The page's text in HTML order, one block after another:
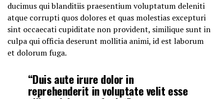
ducimus qui blanditiis praesentium voluptatum deleniti
atque corrupti quos dolores et quas molestias excepturi
sint occaecati cupiditate non provident, similique sunt in
culpa qui officia deserunt mollitia animi, id est laborum
et dolorum fuga.
“Duis aute irure dolor in
reprehenderit in voluptate velit esse